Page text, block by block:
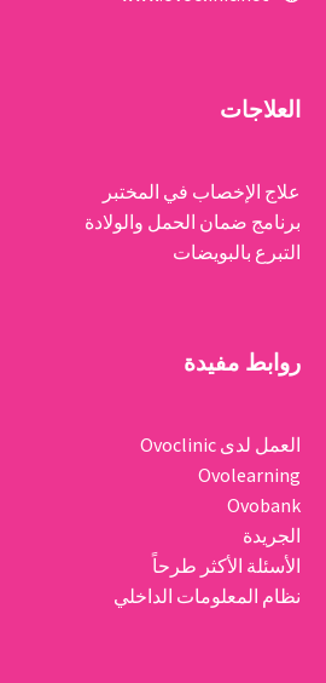
العلاجات
علاج الإخصاب في المختبر
برنامج ضمان الحمل والولادة
التبرع بالبويضات
روابط مفيدة
العمل لدى Ovoclinic
Ovolearning
Ovobank
الجريدة
الأسئلة الأكثر طرحاً
نظام المعلومات الداخلي